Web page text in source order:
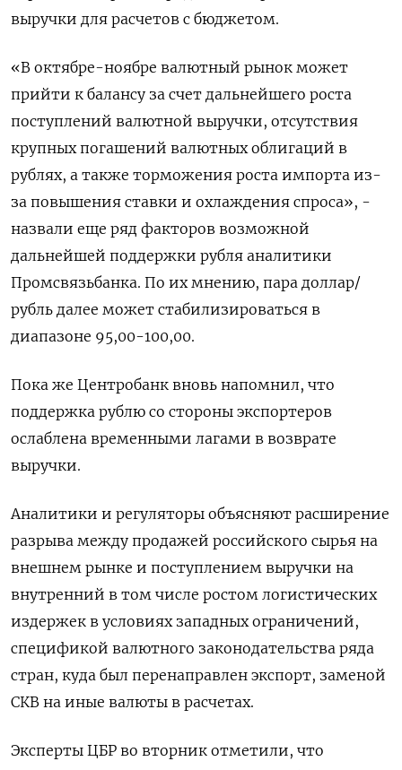
выручки для расчетов с бюджетом.
«В октябре-ноябре валютный рынок может
прийти к балансу за счет дальнейшего роста
поступлений валютной выручки, отсутствия
крупных погашений валютных облигаций в
рублях, а также торможения роста импорта из-
за повышения ставки и охлаждения спроса», -
назвали еще ряд факторов возможной
дальнейшей поддержки рубля аналитики
Промсвязьбанка. По их мнению, пара доллар/
рубль далее может стабилизироваться в
диапазоне 95,00-100,00.
Пока же Центробанк вновь напомнил, что
поддержка рублю со стороны экспортеров
ослаблена временными лагами в возврате
выручки.
Аналитики и регуляторы объясняют расширение
разрыва между продажей российского сырья на
внешнем рынке и поступлением выручки на
внутренний в том числе ростом логистических
издержек в условиях западных ограничений,
спецификой валютного законодательства ряда
стран, куда был перенаправлен экспорт, заменой
СКВ на иные валюты в расчетах.
Эксперты ЦБР во вторник отметили, что